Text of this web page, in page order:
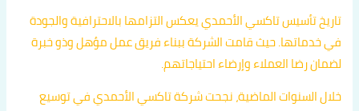
تاريخ تأسيس تاكسي الأحمدي يعكس التزامها بالاحترافية والجودة
في خدماتها. حيث قامت الشركة ببناء فريق عمل مؤهل وذو خبرة
لضمان رضا العملاء وإرضاء احتياجاتهم.
خلال السنوات الماضية، نجحت شركة تاكسي الأحمدي في توسيع